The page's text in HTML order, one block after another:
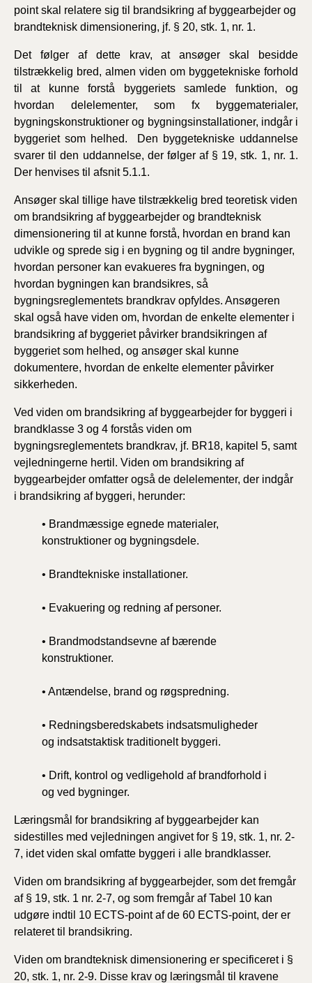
point skal relatere sig til brandsikring af byggearbejder og
brandteknisk dimensionering, jf. § 20, stk. 1, nr. 1.
Det følger af dette krav, at ansøger skal besidde
tilstrækkelig bred, almen viden om byggetekniske forhold
til at kunne forstå byggeriets samlede funktion, og
hvordan delelementer, som fx byggematerialer,
bygningskonstruktioner og bygningsinstallationer, indgår i
byggeriet som helhed. Den byggetekniske uddannelse
svarer til den uddannelse, der følger af § 19, stk. 1, nr. 1.
Der henvises til afsnit 5.1.1.
Ansøger skal tillige have tilstrækkelig bred teoretisk viden
om brandsikring af byggearbejder og brandteknisk
dimensionering til at kunne forstå, hvordan en brand kan
udvikle og sprede sig i en bygning og til andre bygninger,
hvordan personer kan evakueres fra bygningen, og
hvordan bygningen kan brandsikres, så
bygningsreglementets brandkrav opfyldes. Ansøgeren
skal også have viden om, hvordan de enkelte elementer i
brandsikring af byggeriet påvirker brandsikringen af
byggeriet som helhed, og ansøger skal kunne
dokumentere, hvordan de enkelte elementer påvirker
sikkerheden.
Ved viden om brandsikring af byggearbejder for byggeri i
brandklasse 3 og 4 forstås viden om
bygningsreglementets brandkrav, jf. BR18, kapitel 5, samt
vejledningerne hertil. Viden om brandsikring af
byggearbejder omfatter også de delelementer, der indgår
i brandsikring af byggeri, herunder:
• Brandmæssige egnede materialer,
konstruktioner og bygningsdele.
• Brandtekniske installationer.
• Evakuering og redning af personer.
• Brandmodstandsevne af bærende
konstruktioner.
• Antændelse, brand og røgspredning.
• Redningsberedskabets indsatsmuligheder
og indsatstaktisk traditionelt byggeri.
• Drift, kontrol og vedligehold af brandforhold i
og ved bygninger.
Læringsmål for brandsikring af byggearbejder kan
sidestilles med vejledningen angivet for § 19, stk. 1, nr. 2-
7, idet viden skal omfatte byggeri i alle brandklasser.
Viden om brandsikring af byggearbejder, som det fremgår
af § 19, stk. 1 nr. 2-7, og som fremgår af Tabel 10 kan
udgøre indtil 10 ECTS-point af de 60 ECTS-point, der er
relateret til brandsikring.
Viden om brandteknisk dimensionering er specificeret i §
20, stk. 1, nr. 2-9. Disse krav og læringsmål til kravene